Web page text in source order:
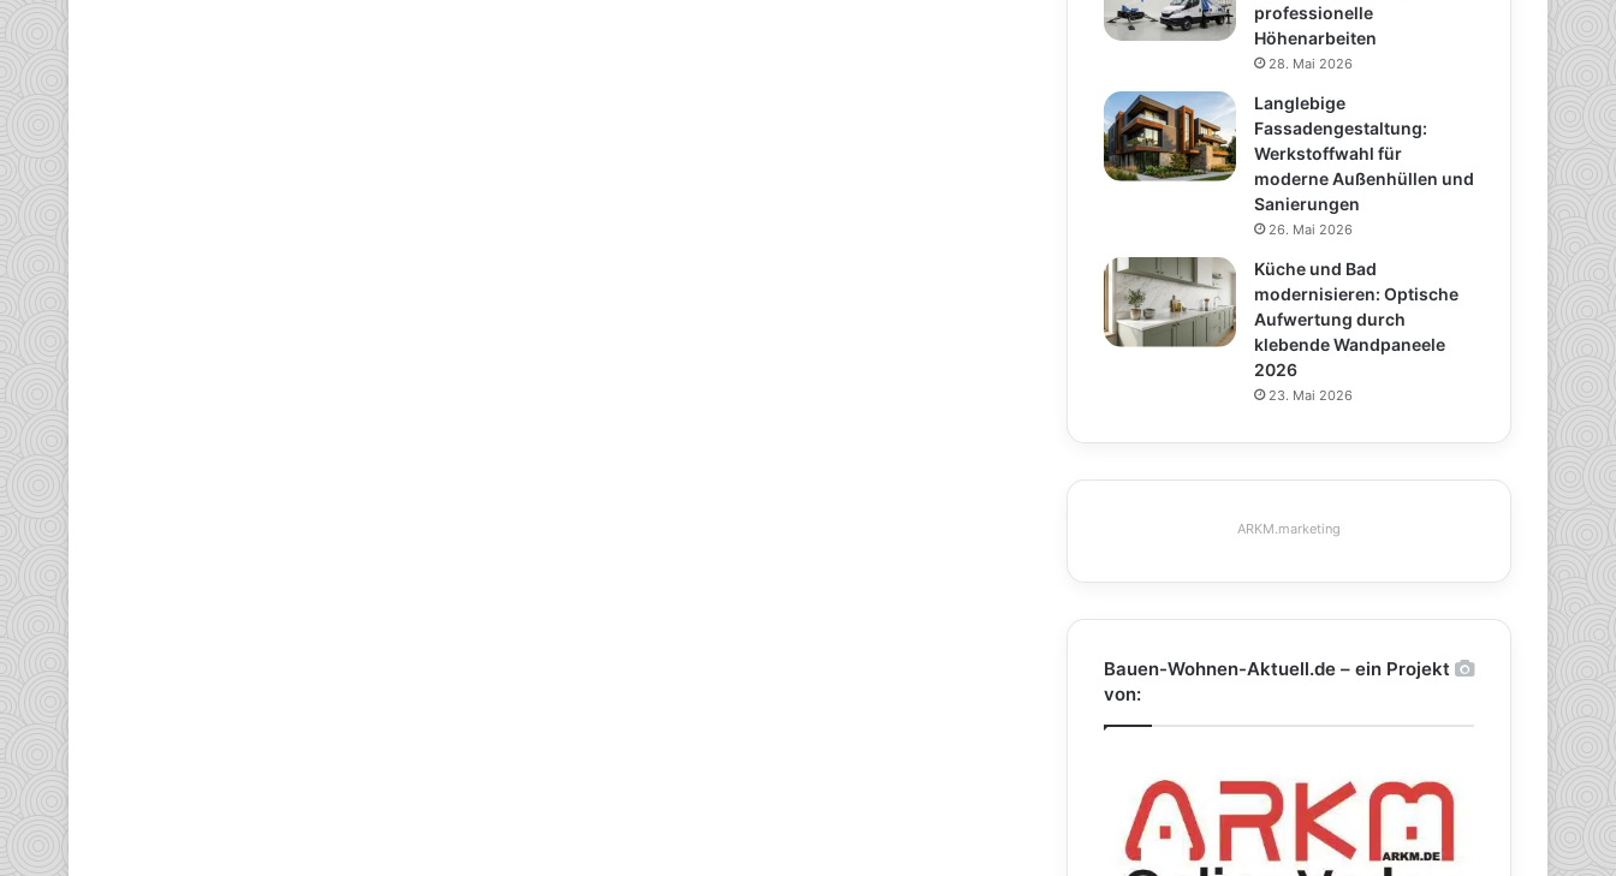
professionelle
Höhenarbeiten
28. Mai 2026
Langlebige
Fassadengestaltung:
Werkstoffwahl für
moderne Außenhüllen und
Sanierungen
26. Mai 2026
Küche und Bad
modernisieren: Optische
Aufwertung durch
klebende Wandpaneele
2026
23. Mai 2026
ARKM.marketing
Bauen-Wohnen-Aktuell.de – ein Projekt
von: